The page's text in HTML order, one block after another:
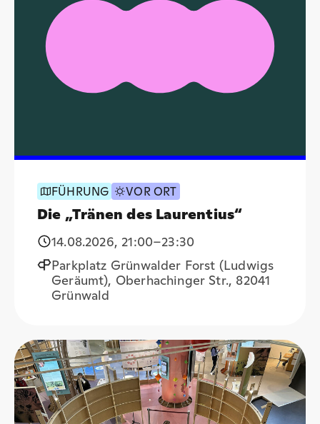
FÜHRUNG VOR ORT
Die „Tränen des Laurentius“
14.08.2026, 21:00–23:30
Parkplatz Grünwalder Forst (Ludwigs
Geräumt), Oberhachinger Str., 82041
Grünwald